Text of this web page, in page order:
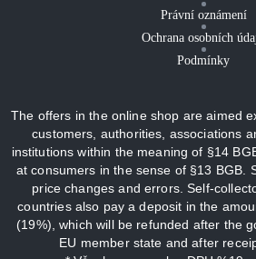
Právní oznámení
Ochrana osobních
Podmínky
The offers in the online shop are aimed
customers, authorities, associations
institutions within the meaning of §14
at consumers in the sense of §13 BGB.
price changes and errors. Self-
countries also pay a deposit in the
(19%), which will be refunded after the
EU member state and after